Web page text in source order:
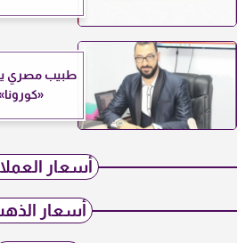
طبيب مصري
أسعار
أسعار